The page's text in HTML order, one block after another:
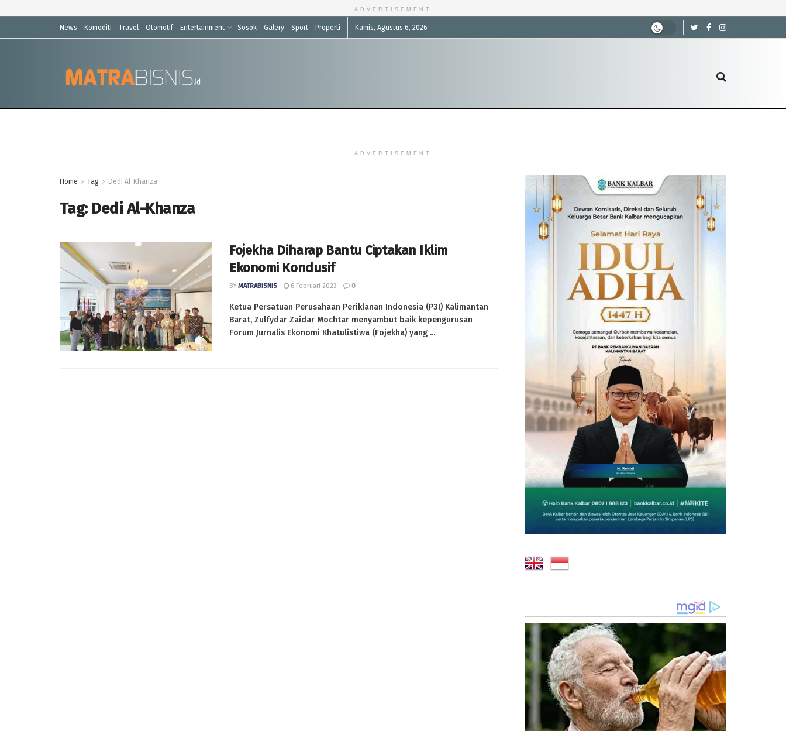
ADVERTISEMENT
News Komoditi Travel Otomotif Entertainment Sosok Galery Sport Properti Kamis, Agustus 6, 2026
ADVERTISEMENT
Home Tag Dedi Al-Khanza
Tag: Dedi Al-Khanza
Fojekha Diharap Bantu Ciptakan Iklim
Ekonomi Kondusif
BY MATRABISNIS 6 Februari 2023 0
Ketua Persatuan Perusahaan Periklanan Indonesia (P3I) Kalimantan
Barat, Zulfydar Zaidar Mochtar menyambut baik kepengurusan
Forum Jurnalis Ekonomi Khatulistiwa (Fojekha) yang ...